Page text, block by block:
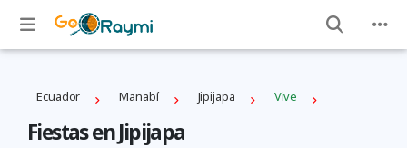
Ecuador Manabí Jipijapa Vive
Fiestas en Jipijapa